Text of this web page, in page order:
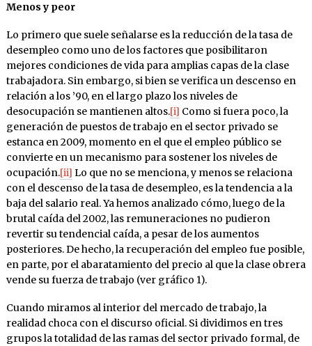
Menos y peor
Lo primero que suele señalarse es la reducción de la tasa de
desempleo como uno de los factores que posibilitaron
mejores condiciones de vida para amplias capas de la clase
trabajadora. Sin embargo, si bien se verifica un descenso en
relación a los ’90, en el largo plazo los niveles de
desocupación se mantienen altos.[i] Como si fuera poco, la
generación de puestos de trabajo en el sector privado se
estanca en 2009, momento en el que el empleo público se
convierte en un mecanismo para sostener los niveles de
ocupación.[ii] Lo que no se menciona, y menos se relaciona
con el descenso de la tasa de desempleo, es la tendencia a la
baja del salario real. Ya hemos analizado cómo, luego de la
brutal caída del 2002, las remuneraciones no pudieron
revertir su tendencial caída, a pesar de los aumentos
posteriores. De hecho, la recuperación del empleo fue posible,
en parte, por el abaratamiento del precio al que la clase obrera
vende su fuerza de trabajo (ver gráfico 1).
Cuando miramos al interior del mercado de trabajo, la
realidad choca con el discurso oficial. Si dividimos en tres
grupos la totalidad de las ramas del sector privado formal, de